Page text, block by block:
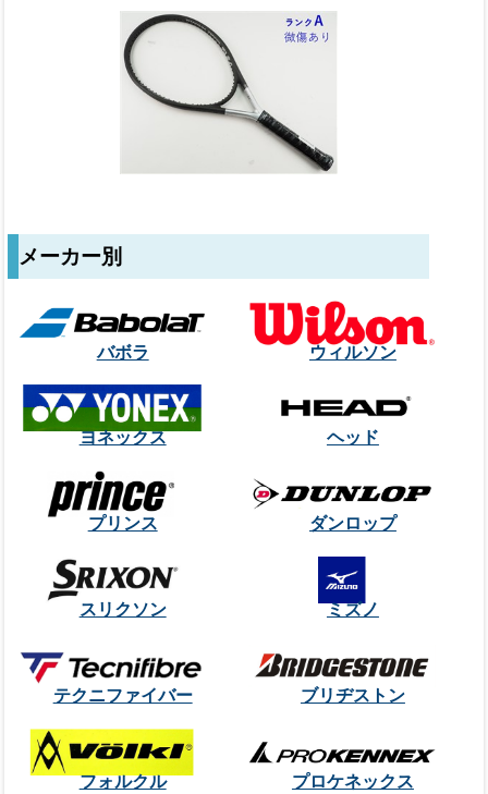
メーカー別
バボラ ウィルソン
ヨネックス ヘッド
プリンス ダンロップ
スリクソン ミズノ
テクニファイバー ブリヂストン
フォルクル プロケネックス